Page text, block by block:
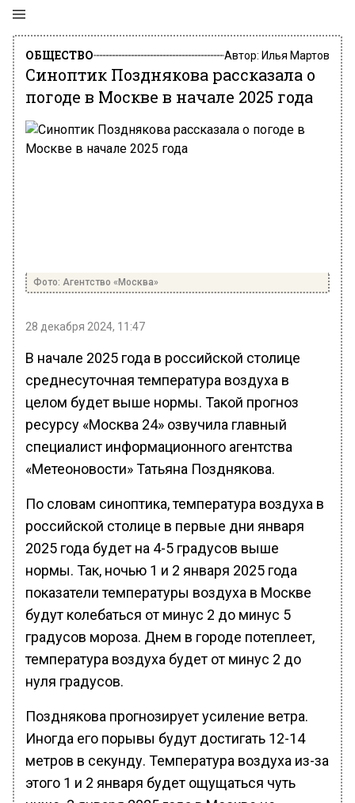
ОБЩЕСТВО Автор: Илья Мартов
Синоптик Позднякова рассказала о
погоде в Москве в начале 2025 года
Фото: Агентство «Москва»
28 декабря 2024, 11:47
В начале 2025 года в российской столице
среднесуточная температура воздуха в
целом будет выше нормы. Такой прогноз
ресурсу «Москва 24» озвучила главный
специалист информационного агентства
«Метеоновости» Татьяна Позднякова.
По словам синоптика, температура воздуха в
российской столице в первые дни января
2025 года будет на 4-5 градусов выше
нормы. Так, ночью 1 и 2 января 2025 года
показатели температуры воздуха в Москве
будут колебаться от минус 2 до минус 5
градусов мороза. Днем в городе потеплеет,
температура воздуха будет от минус 2 до
нуля градусов.
Позднякова прогнозирует усиление ветра.
Иногда его порывы будут достигать 12-14
метров в секунду. Температура воздуха из-за
этого 1 и 2 января будет ощущаться чуть